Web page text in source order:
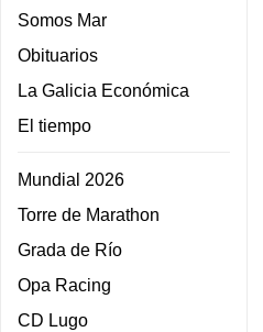
Somos Mar
Obituarios
La Galicia Económica
El tiempo
Mundial 2026
Torre de Marathon
Grada de Río
Opa Racing
CD Lugo